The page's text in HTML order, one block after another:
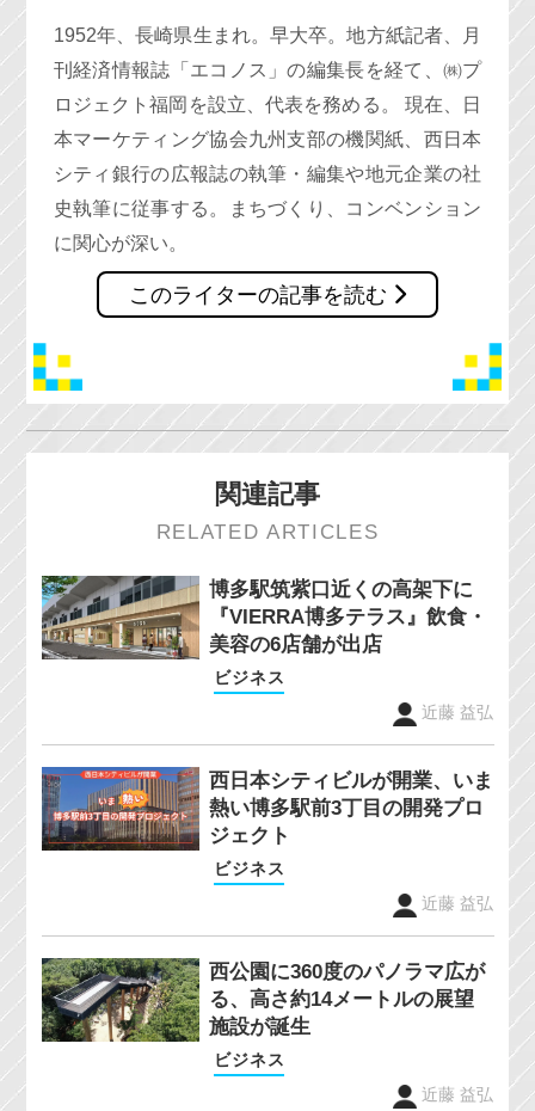
1952年、長崎県生まれ。早大卒。地方紙記者、月
刊経済情報誌「エコノス」の編集長を経て、㈱プ
ロジェクト福岡を設立、代表を務める。 現在、日
本マーケティング協会九州支部の機関紙、西日本
シティ銀行の広報誌の執筆・編集や地元企業の社
史執筆に従事する。まちづくり、コンベンション
に関心が深い。
このライターの記事を読む
関連記事
RELATED ARTICLES
博多駅筑紫口近くの高架下に
『VIERRA博多テラス』飲食・
美容の6店舗が出店
ビジネス
近藤 益弘
西日本シティビルが開業、いま
熱い博多駅前3丁目の開発プロ
ジェクト
ビジネス
近藤 益弘
西公園に360度のパノラマ広が
る、高さ約14メートルの展望
施設が誕生
ビジネス
近藤 益弘